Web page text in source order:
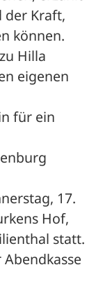
der Kraft,
können.
Hilla
eigenen
für ein
17.
Hof,
statt.